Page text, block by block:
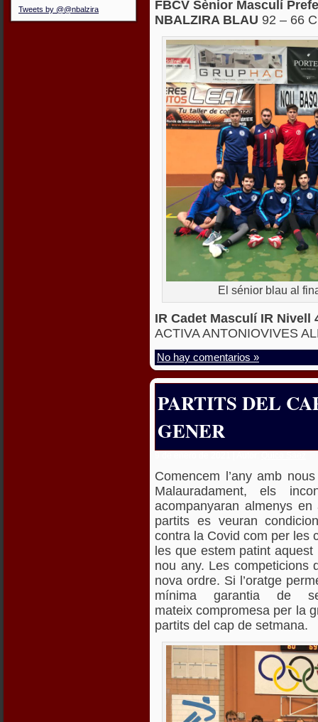
Tweets by @@nbalzira
FBCV Sènior Masculí
NBALZIRA BLAU 92 – 66
El sénior blau al
IR Cadet Masculí IR Nivell
ACTIVA ANTONIOVIVES
No hay comentarios »
PARTITS DEL
GENER
Comencem l’any amb
Malauradament, els
acompanyaran almenys
partits es veuran
contra la Covid com per les
les que estem patint
nou any. Les competicions
nova ordre. Si l’oratge
mínima garantia de
mateix compromesa per la
partits del cap de setmana.